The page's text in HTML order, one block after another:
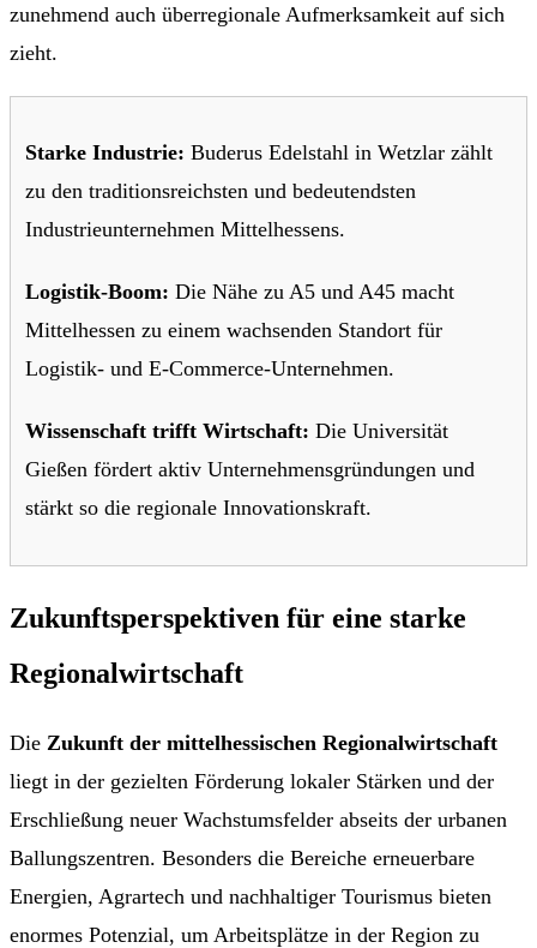
zunehmend auch überregionale Aufmerksamkeit auf sich
zieht.
Starke Industrie: Buderus Edelstahl in Wetzlar zählt
zu den traditionsreichsten und bedeutendsten
Industrieunternehmen Mittelhessens.
Logistik-Boom: Die Nähe zu A5 und A45 macht
Mittelhessen zu einem wachsenden Standort für
Logistik- und E-Commerce-Unternehmen.
Wissenschaft trifft Wirtschaft: Die Universität
Gießen fördert aktiv Unternehmensgründungen und
stärkt so die regionale Innovationskraft.
Zukunftsperspektiven für eine starke
Regionalwirtschaft
Die Zukunft der mittelhessischen Regionalwirtschaft
liegt in der gezielten Förderung lokaler Stärken und der
Erschließung neuer Wachstumsfelder abseits der urbanen
Ballungszentren. Besonders die Bereiche erneuerbare
Energien, Agrartech und nachhaltiger Tourismus bieten
enormes Potenzial, um Arbeitsplätze in der Region zu